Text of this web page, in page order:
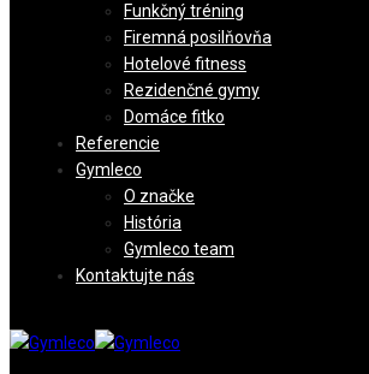
Funkčný tréning
Firemná posilňovňa
Hotelové fitness
Rezidenčné gymy
Domáce fitko
Referencie
Gymleco
O značke
História
Gymleco team
Kontaktujte nás